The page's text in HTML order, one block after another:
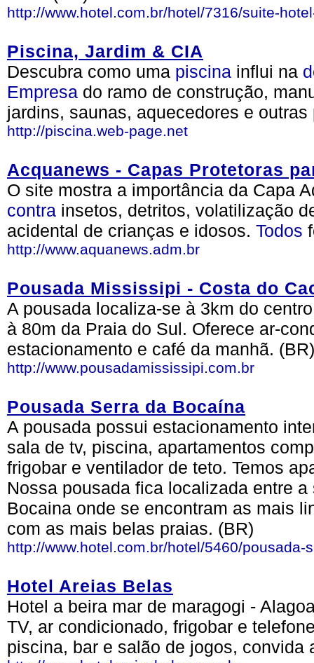
http://www.hotel.com.br/hotel/7316/suite-
Piscina, Jardim & CIA
Descubra como uma piscina influi na
Empresa do ramo de construção,
jardins, saunas, aquecedores e outras
http://piscina.web-page.net
Acquanews - Capas Protetoras
O site mostra a importância da Capa
contra insetos, detritos, volatilização
acidental de crianças e idosos. Todos
http://www.aquanews.adm.br
Pousada Mississipi - Costa do
A pousada localiza-se à 3km do
à 80m da Praia do Sul. Oferece ar-
estacionamento e café da manhã. (BR)
http://www.pousadamississipi.com.br
Pousada Serra da Bocaína
A pousada possui estacionamento
sala de tv, piscina, apartamentos
frigobar e ventilador de teto. Temos
Nossa pousada fica localizada entre
Bocaina onde se encontram as mais
com as mais belas praias. (BR)
http://www.hotel.com.br/hotel/5460/pousada-
Hotel Areias Belas
Hotel a beira mar de maragogi -
TV, ar condicionado, frigobar e
piscina, bar e salão de jogos, convida